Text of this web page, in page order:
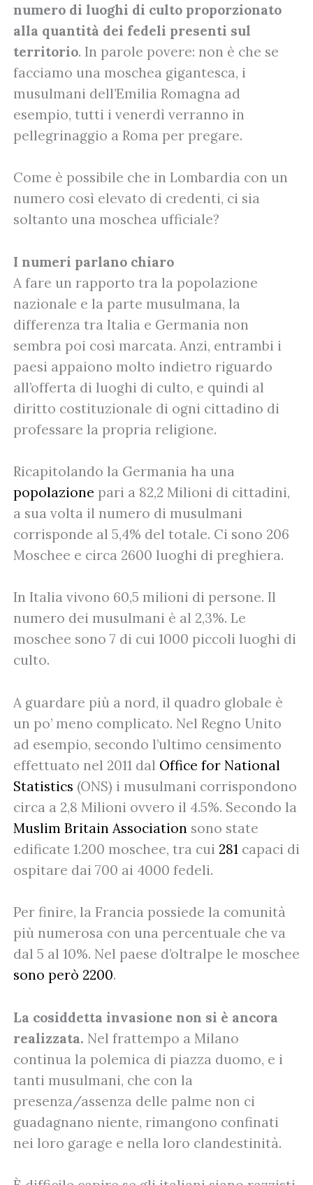
numero di luoghi di culto proporzionato
alla quantità dei fedeli presenti sul
territorio. In parole povere: non è che se
facciamo una moschea gigantesca, i
musulmani dell’Emilia Romagna ad
esempio, tutti i venerdì verranno in
pellegrinaggio a Roma per pregare.
Come è possibile che in Lombardia con un
numero così elevato di credenti, ci sia
soltanto una moschea ufficiale?
I numeri parlano chiaro
A fare un rapporto tra la popolazione
nazionale e la parte musulmana, la
differenza tra Italia e Germania non
sembra poi così marcata. Anzi, entrambi i
paesi appaiono molto indietro riguardo
all’offerta di luoghi di culto, e quindi al
diritto costituzionale di ogni cittadino di
professare la propria religione.
Ricapitolando la Germania ha una
popolazione pari a 82,2 Milioni di cittadini,
a sua volta il numero di musulmani
corrisponde al 5,4% del totale. Ci sono 206
Moschee e circa 2600 luoghi di preghiera.
In Italia vivono 60,5 milioni di persone. Il
numero dei musulmani è al 2,3%. Le
moschee sono 7 di cui 1000 piccoli luoghi di
culto.
A guardare più a nord, il quadro globale è
un po’ meno complicato. Nel Regno Unito
ad esempio, secondo l’ultimo censimento
effettuato nel 2011 dal Office for National
Statistics (ONS) i musulmani corrispondono
circa a 2,8 Milioni ovvero il 4.5%. Secondo la
Muslim Britain Association sono state
edificate 1.200 moschee, tra cui 281 capaci di
ospitare dai 700 ai 4000 fedeli.
Per finire, la Francia possiede la comunità
più numerosa con una percentuale che va
dal 5 al 10%. Nel paese d’oltralpe le moschee
sono però 2200.
La cosiddetta invasione non si è ancora
realizzata. Nel frattempo a Milano
continua la polemica di piazza duomo, e i
tanti musulmani, che con la
presenza/assenza delle palme non ci
guadagnano niente, rimangono confinati
nei loro garage e nella loro clandestinità.